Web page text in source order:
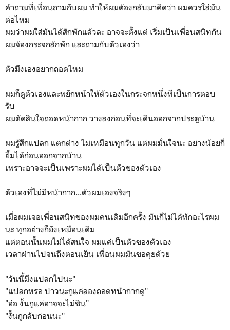
คำถามที่เพื่อนถามกับผม ทำให้ผมต้องกลับมาคิดว่า ผมควรใส่มัน
ต่อไหม
ผมว่าผมใส่มันได้สักพักแล้วละ อาจจะตั้งแต่ เริ่มเป็นเพื่อนสนิทกัน
ผมจ้องกระจกสักพัก และถามกับตัวเองว่า
ตัวมึงเองอยากถอดไหม
ผมก็ดูตัวเองและพยักหน้าให้ตัวเองในกระจกหนึ่งทีเป็นการตอบ
รับ
ผมตัดสินใจถอดหน้ากาก วางลงก่อนที่จะเดินออกจากประตูบ้าน
ผมรู้สึกแปลก แตกต่าง ไม่เหมือนทุกวัน แต่ผมมั่นใจนะ อย่างน้อยก็
ยิ้มได้ก่อนออกจากบ้าน
เพราะอาจจะเป็นเพราะผมได้เป็นตัวของตัวเอง
ตัวเองที่ไม่มีหน้ากาก...ตัวผมเองจริงๆ
เมื่อผมเจอเพื่อนสนิทของผมคนเดิมอีกครั้ง มันก็ไม่ได้ทักอะไรผม
นะ ทุกอย่างก็ยังเหมือนเดิม
แต่ตอนนั้นผมไม่ได้สนใจ ผมแค่เป็นตัวของตัวเอง
เวลาผ่านไปจนถึงตอนเย็น เพื่อนผมมันขอคุยด้วย
"วันนี้มึงแปลกไปนะ"
"แปลกหรอ ป่าวนะกูแค่ลองถอดหน้ากากดู"
"อ่อ งั้นกูแค่อาจจะไม่ชิน"
"งั้นกูกลับก่อนนะ"